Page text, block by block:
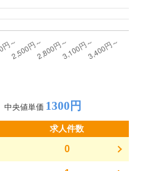
中央値単価 1300円
求人件数
0